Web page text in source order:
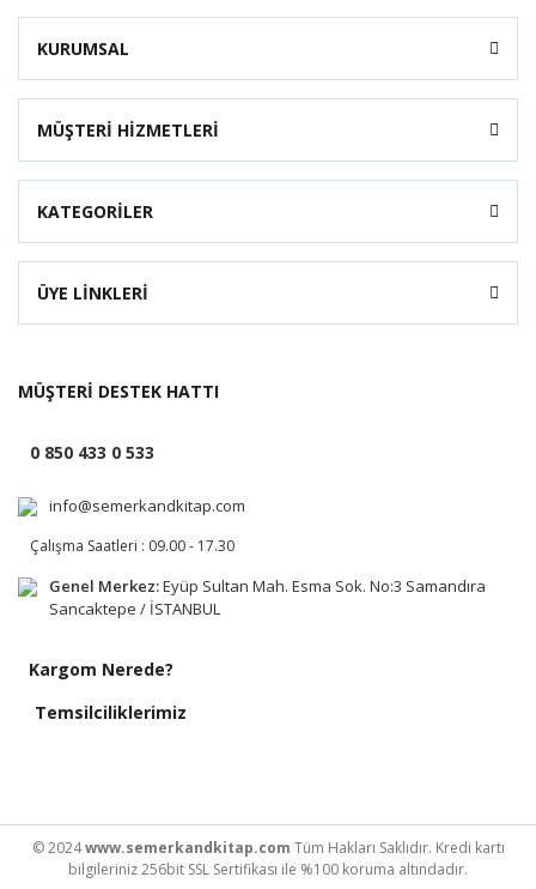
KURUMSAL
MÜŞTERİ HİZMETLERİ
KATEGORİLER
ÜYE LİNKLERİ
MÜŞTERİ DESTEK HATTI
0 850 433 0 533
info@semerkandkitap.com
Çalışma Saatleri : 09.00 - 17.30
Genel Merkez:Eyüp Sultan Mah. Esma Sok. No:3 Samandıra
Sancaktepe / İSTANBUL
Kargom Nerede?
Temsilciliklerimiz
© 2024www.semerkandkitap.com Tüm Hakları Saklıdır. Kredi kartı
bilgileriniz 256bit SSL Sertifikası ile %100 koruma altındadır.